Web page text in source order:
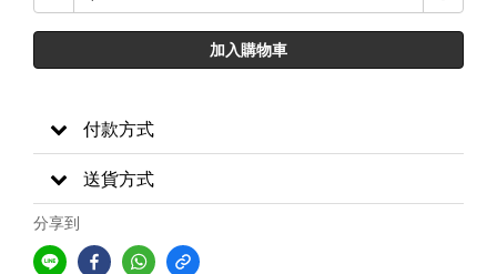
加入購物車
付款方式
送貨方式
分享到